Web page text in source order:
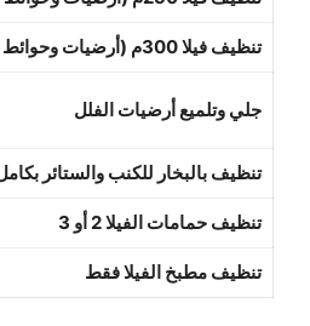
تنظيف فيلا 300م (أرضيات وحوائط وحمامات)
جلي وتلميع أرضيات الفلل
تنظيف بالبخار للكنب والستائر بكامل
تنظيف حمامات الفيلا 2 أو 3
تنظيف مطبخ الفيلا فقط